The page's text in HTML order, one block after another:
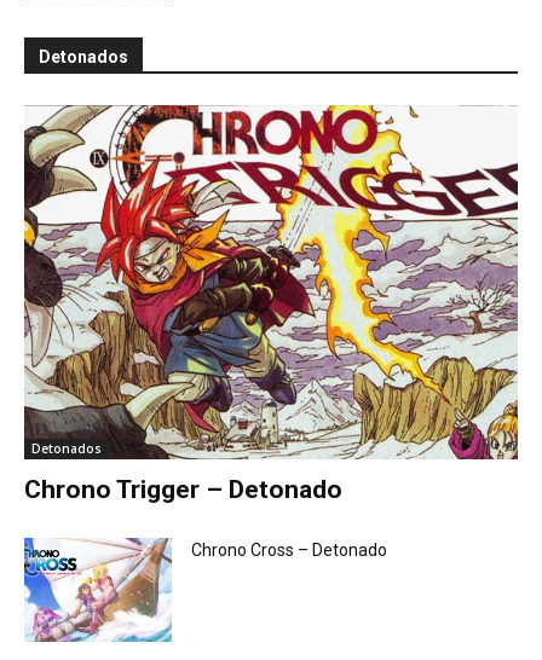
Detonados
Detonados
Chrono Trigger – Detonado
Chrono Cross – Detonado